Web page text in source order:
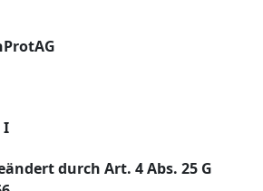
I
durch Art. 4 Abs. 25 G